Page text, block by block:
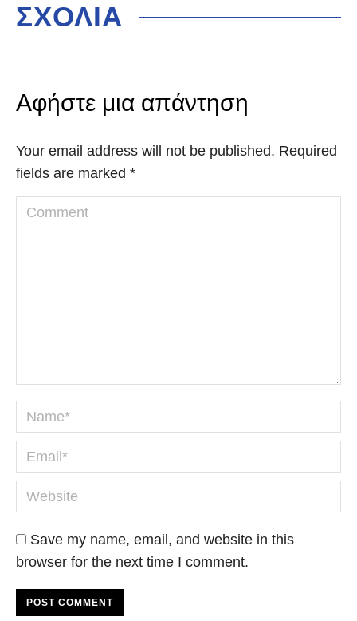
ΣΧΟΛΙΑ
Αφήστε μια απάντηση
Your email address will not be published. Required
fields are marked *
Comment
Name *
Email *
Website
Save my name, email, and website in this
browser for the next time I comment.
POST COMMENT